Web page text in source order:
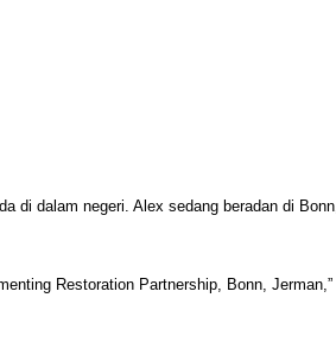
di dalam negeri. Alex sedang beradan di
Restoration Partnership, Bonn,